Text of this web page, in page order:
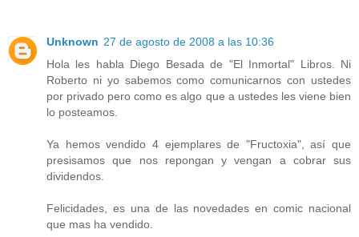
Unknown 27 de agosto de 2008 a las 10:36
Hola les habla Diego Besada de "El Inmortal" Libros. Ni
Roberto ni yo sabemos como comunicarnos con ustedes
por privado pero como es algo que a ustedes les viene bien
lo posteamos.
Ya hemos vendido 4 ejemplares de "Fructoxia", así que
presisamos que nos repongan y vengan a cobrar sus
dividendos.
Felicidades, es una de las novedades en comic nacional
que mas ha vendido.